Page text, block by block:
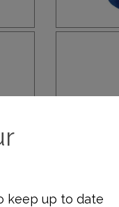
keep up to date